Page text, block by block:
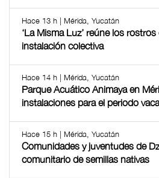
Hace 13 h | Mérida, Yucatán
‘La Misma Luz’ reúne los
instalación colectiva
Hace 14 h | Mérida, Yucatán
Parque Acuático Animaya en
instalaciones para el periodo
Hace 15 h | Mérida, Yucatán
Comunidades y juventudes de
comunitario de semillas nativas